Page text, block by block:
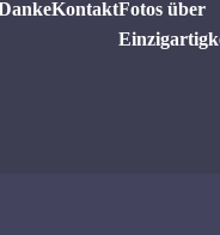
KontaktFotos über